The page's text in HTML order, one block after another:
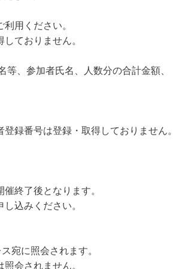
ください。
おりません。
、参加者氏名、人数分の合計金額、
録番号は登録・取得しておりません。
後となります。
みください。
照会されます。
されません。